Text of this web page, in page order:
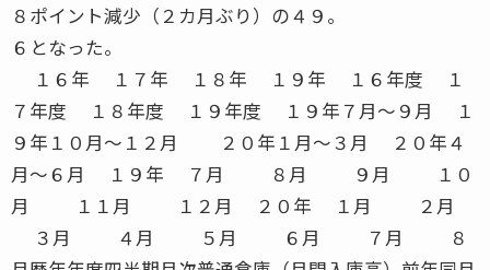
８ポイント減少（２カ月ぶり）の４９。
６となった。
１６年 １７年 １８年 １９年 １６年度 １
７年度 １８年度 １９年度 １９年７月〜９月 １
９年１０月〜１２月 ２０年１月〜３月 ２０年４
月〜６月 １９年 ７月 ８月 ９月 １０
月 １１月 １２月 ２０年 １月 ２月
３月 ４月 ５月 ６月 ７月 ８